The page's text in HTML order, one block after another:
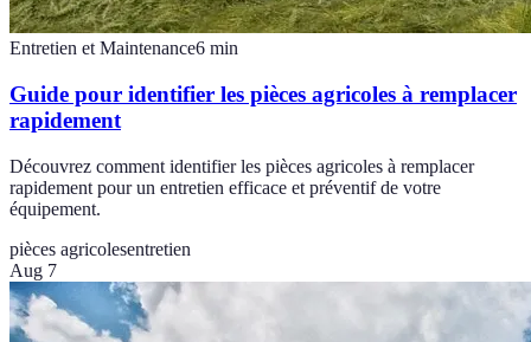
Entretien et Maintenance6 min
Guide pour identifier les pièces agricoles à remplacer
rapidement
Découvrez comment identifier les pièces agricoles à remplacer
rapidement pour un entretien efficace et préventif de votre
équipement.
pièces agricolesentretien
Aug 7